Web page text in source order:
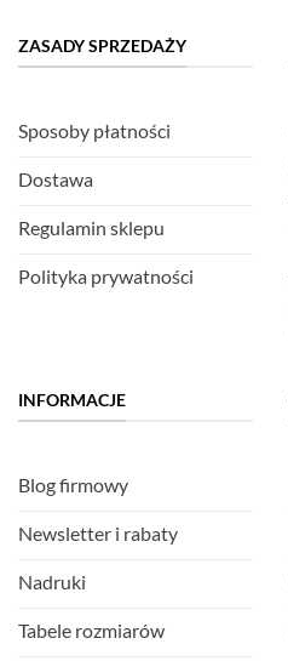
ZASADY SPRZEDAŻY
Sposoby płatności
Dostawa
Regulamin sklepu
Polityka prywatności
INFORMACJE
Blog firmowy
Newsletter i rabaty
Nadruki
Tabele rozmiarów